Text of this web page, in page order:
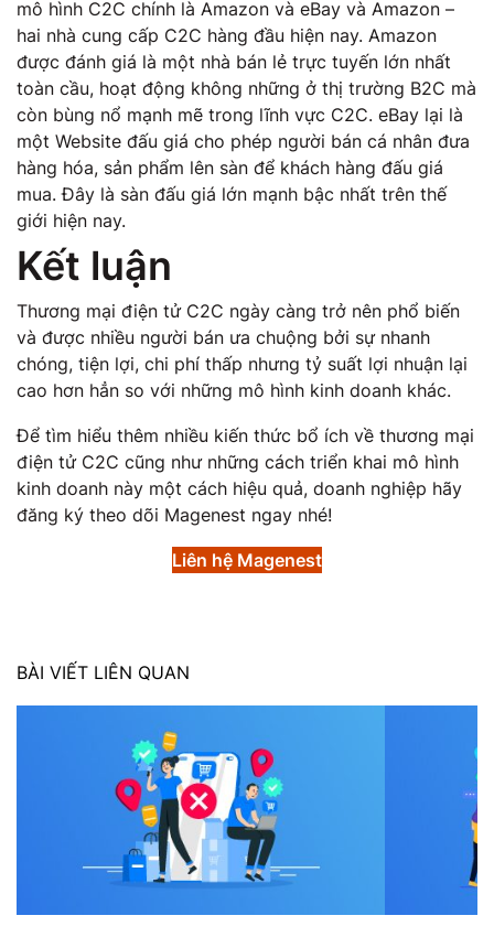
mô hình C2C chính là Amazon và eBay và Amazon –
hai nhà cung cấp C2C hàng đầu hiện nay. Amazon
được đánh giá là một nhà bán lẻ trực tuyến lớn nhất
toàn cầu, hoạt động không những ở thị trường B2C mà
còn bùng nổ mạnh mẽ trong lĩnh vực C2C. eBay lại là
một Website đấu giá cho phép người bán cá nhân đưa
hàng hóa, sản phẩm lên sàn để khách hàng đấu giá
mua. Đây là sàn đấu giá lớn mạnh bậc nhất trên thế
giới hiện nay.
Kết luận
Thương mại điện tử C2C ngày càng trở nên phổ biến
và được nhiều người bán ưa chuộng bởi sự nhanh
chóng, tiện lợi, chi phí thấp nhưng tỷ suất lợi nhuận lại
cao hơn hẳn so với những mô hình kinh doanh khác.
Để tìm hiểu thêm nhiều kiến thức bổ ích về thương mại
điện tử C2C cũng như những cách triển khai mô hình
kinh doanh này một cách hiệu quả, doanh nghiệp hãy
đăng ký theo dõi Magenest ngay nhé!
Liên hệ Magenest
BÀI VIẾT LIÊN QUAN